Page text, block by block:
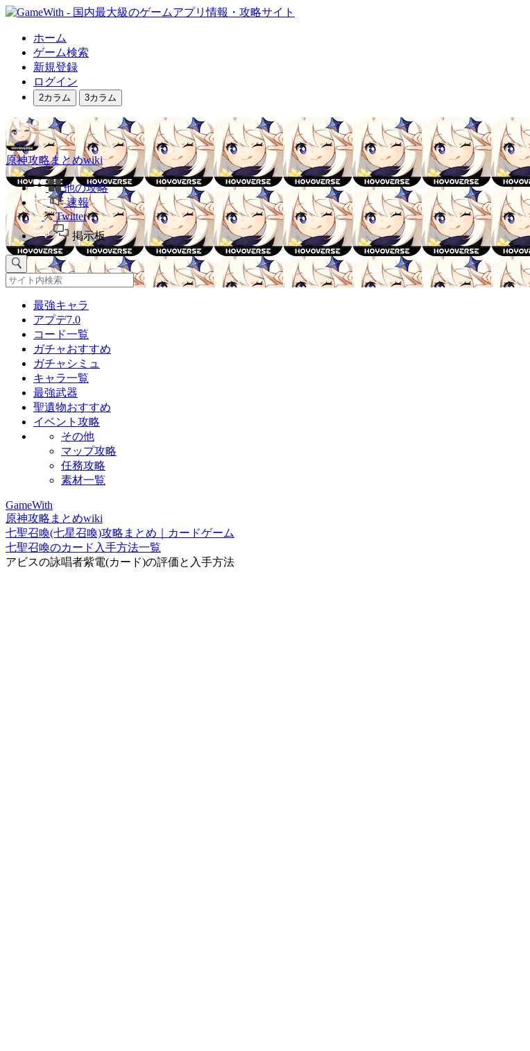
ホーム
ゲーム検索
新規登録
ログイン
2カラム 3カラム
原神攻略まとめwiki
他の攻略
速報
Twitter
掲示板
最強キャラ
アプデ7.0
コード一覧
ガチャおすすめ
ガチャシミュ
キャラ一覧
最強武器
聖遺物おすすめ
イベント攻略
その他
マップ攻略
任務攻略
素材一覧
GameWith
原神攻略まとめwiki
七聖召喚(七星召喚)攻略まとめ｜カードゲーム
七聖召喚のカード入手方法一覧
アビスの詠唱者紫電(カード)の評価と入手方法